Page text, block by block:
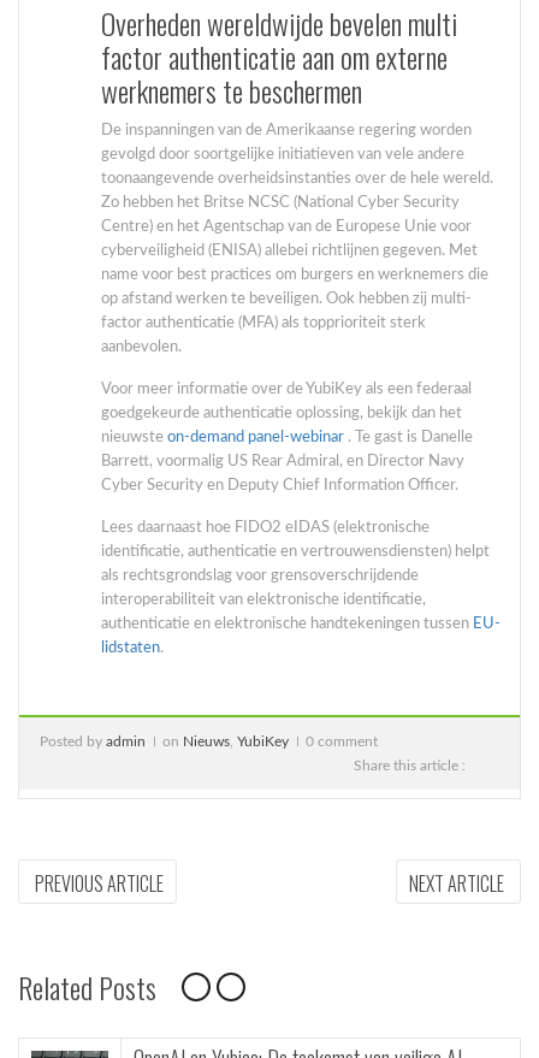
Overheden wereldwijde bevelen multi
factor authenticatie aan om externe
werknemers te beschermen
De inspanningen van de Amerikaanse regering worden
gevolgd door soortgelijke initiatieven van vele andere
toonaangevende overheidsinstanties over de hele wereld.
Zo hebben het Britse NCSC (National Cyber Security
Centre) en het Agentschap van de Europese Unie voor
cyberveiligheid (ENISA) allebei richtlijnen gegeven. Met
name voor best practices om burgers en werknemers die
op afstand werken te beveiligen. Ook hebben zij multi-
factor authenticatie (MFA) als topprioriteit sterk
aanbevolen.
Voor meer informatie over de YubiKey als een federaal
goedgekeurde authenticatie oplossing, bekijk dan het
nieuwste on-demand panel-webinar . Te gast is Danelle
Barrett, voormalig US Rear Admiral, en Director Navy
Cyber Security en Deputy Chief Information Officer.
Lees daarnaast hoe FIDO2 eIDAS (elektronische
identificatie, authenticatie en vertrouwensdiensten) helpt
als rechtsgrondslag voor grensoverschrijdende
interoperabiliteit van elektronische identificatie,
authenticatie en elektronische handtekeningen tussen EU-
lidstaten.
Posted by admin on Nieuws, YubiKey
0 comment
Share this article :
Bericht
PREVIOUS ARTICLEPREVIOUS
ARTICLE:
NEXT ARTICLE
Related Posts